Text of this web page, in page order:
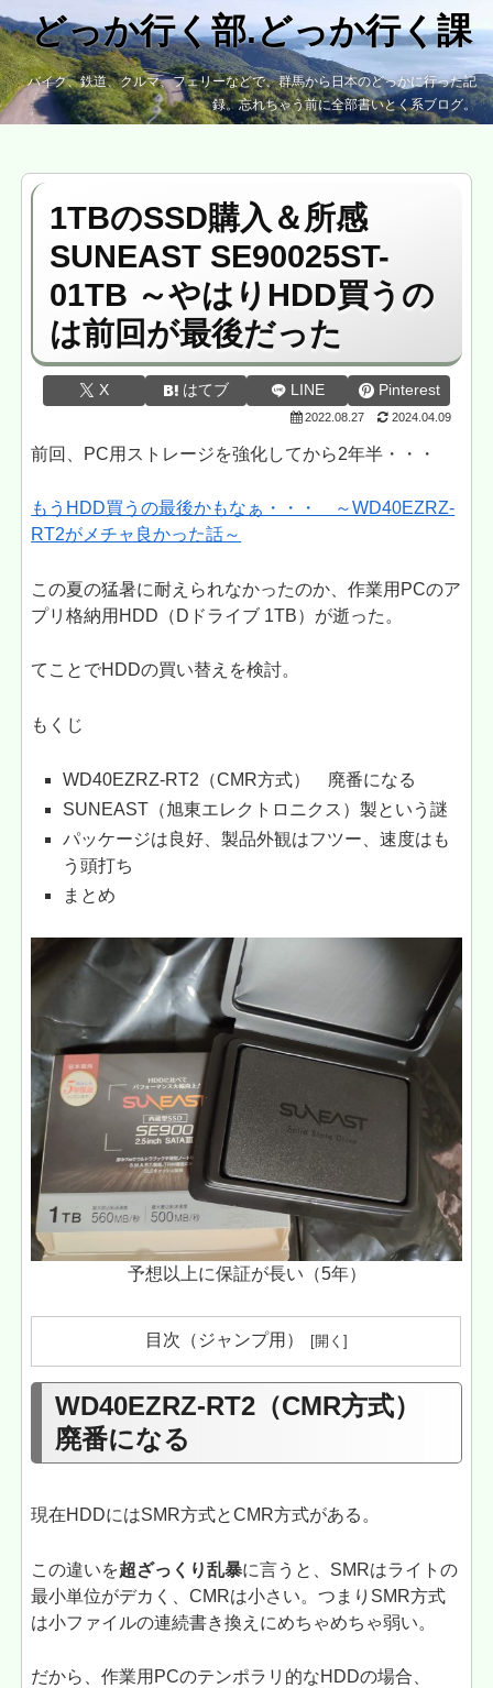
どっか行く部.どっか行く課
バイク、鉄道、クルマ、フェリーなどで、群馬から日本のどっかに行った記
録。忘れちゃう前に全部書いとく系ブログ。
1TBのSSD購入＆所感
SUNEAST SE90025ST-
01TB ～やはりHDD買うの
は前回が最後だった
X はてブ LINE Pinterest
2022.08.27 2024.04.09
前回、PC用ストレージを強化してから2年半・・・
もうHDD買うの最後かもなぁ・・・ ～WD40EZRZ-
RT2がメチャ良かった話～
この夏の猛暑に耐えられなかったのか、作業用PCのア
プリ格納用HDD（Dドライブ 1TB）が逝った。
てことでHDDの買い替えを検討。
もくじ
WD40EZRZ-RT2（CMR方式） 廃番になる
SUNEAST（旭東エレクトロニクス）製という謎
パッケージは良好、製品外観はフツー、速度はも
う頭打ち
まとめ
予想以上に保証が長い（5年）
目次（ジャンプ用）
WD40EZRZ-RT2（CMR方式）
廃番になる
現在HDDにはSMR方式とCMR方式がある。
この違いを超ざっくり乱暴に言うと、SMRはライトの
最小単位がデカく、CMRは小さい。つまりSMR方式
は小ファイルの連続書き換えにめちゃめちゃ弱い。
だから、作業用PCのテンポラリ的なHDDの場合、